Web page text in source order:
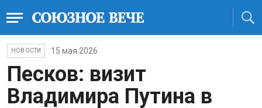
НОВОСТИ 15 мая 2026
Песков: визит
Владимира Путина в